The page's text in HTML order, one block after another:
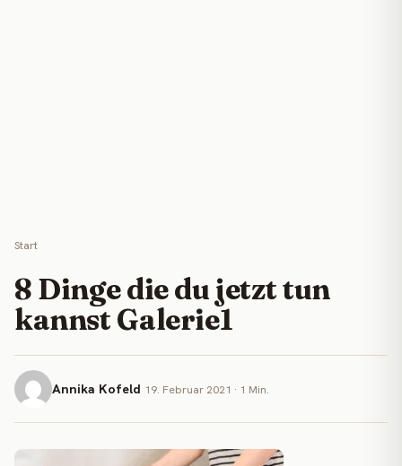
Start
8 Dinge die du jetzt tun
kannst Galerie1
Annika Kofeld 19. Februar 2021 · 1 Min.